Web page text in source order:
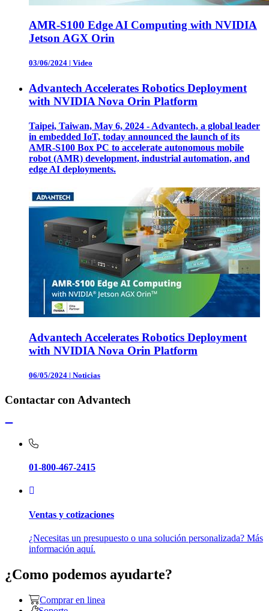
AMR-S100 Edge AI Computing with NVIDIA
Jetson AGX Orin
03/06/2024 | Video
Advantech Accelerates Robotics Deployment
with NVIDIA Nova Orin Platform
Taipei, Taiwan, May 6, 2024 - Advantech, a global leader
in embedded IoT, today announced the launch of its
AMR-S100 Box PC to accelerate autonomous mobile
robot (AMR) development, industrial automation, and
edge AI deployments.
Advantech Accelerates Robotics Deployment
with NVIDIA Nova Orin Platform
06/05/2024 | Noticias
Contactar con Advantech
01-800-467-2415
Ventas y cotizaciones
¿Necesitas un presupuesto o una solución personalizada? Más
información aquí.
¿Como podemos ayudarte?
Comprar en linea